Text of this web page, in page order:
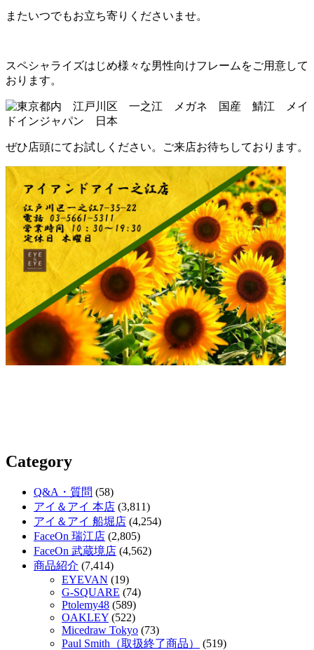
またいつでもお立ち寄りくださいませ。
スペシャライズはじめ様々な男性向けフレームをご用意して
おります。
ぜひ店頭にてお試しください。ご来店お待ちしております。
Category
Q&A・質問 (58)
アイ＆アイ 本店 (3,811)
アイ＆アイ 船堀店 (4,254)
FaceOn 瑞江店 (2,805)
FaceOn 武蔵境店 (4,562)
商品紹介 (7,414)
EYEVAN (19)
G-SQUARE (74)
Ptolemy48 (589)
OAKLEY (522)
Micedraw Tokyo (73)
Paul Smith（取扱終了商品）
(519)